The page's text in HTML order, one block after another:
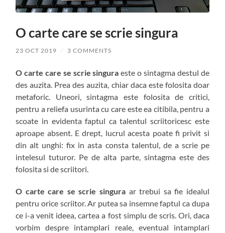
O carte care se scrie singura
23 OCT 2019 / 3 COMMENTS
O carte care se scrie singura este o sintagma destul de
des auzita. Prea des auzita, chiar daca este folosita doar
metaforic. Uneori, sintagma este folosita de critici,
pentru a reliefa usurinta cu care este ea citibila, pentru a
scoate in evidenta faptul ca talentul scriitoricesc este
aproape absent. E drept, lucrul acesta poate fi privit si
din alt unghi: fix in asta consta talentul, de a scrie pe
intelesul tuturor. Pe de alta parte, sintagma este des
folosita si de scriitori.
O carte care se scrie singura ar trebui sa fie idealul
pentru orice scriitor. Ar putea sa insemne faptul ca dupa
ce i-a venit ideea, cartea a fost simplu de scris. Ori, daca
vorbim despre intamplari reale, eventual intamplari